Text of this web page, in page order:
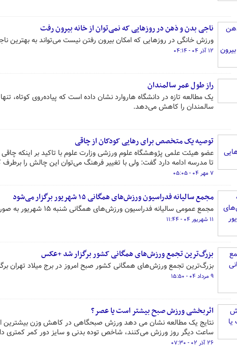
ناجی بدن و ذهن در روزهایی که نمی‌توان از خانه بیرون رفت
ورزش خانگی در روزهایی که امکان بیرون رفتن نیست می‌تواند به بهترین
۱۲ آذر ۰۴ - ۰۴:۱۴
راز طول عمر سالمندان
سالمندان را کاهش می‌دهد.
توصیه یک متخصص برای رهایی کودکان از چاقی
عضو هیئت علمی پژوهشگاه علوم ورزشی وزارت علوم با تاکید بر اینکه
تا مدرسه ادامه دارد گفت: ولی با تغییر فرهنگ می‌توان این چالش را برطرف
۷ مهر ۰۴ - ۰۵:۰۵
مجمع سالیانه فدراسیون ورزش‌های همگانی ۱۵ شهریور برگزار می‌شود
مجمع عمومی سالیانه فدراسیون ورزش‌های همگانی شنبه ۱۵ شهریور به صورت آنلاین برگزار می‌شود.
۱۱ شهریور ۰۴ - ۱۱:۴۴
بزرگ‌ترین تجمع ورزش‌های همگانی کشور برگزار شد +عکس
بزرگ‌ترین تجمع ورزش‌های همگانی کشور صبح امروز در برج میلاد تهران
۹ مرداد ۰۴ - ۱۵:۵۰
اثربخشی ورزش صبح بیشتر است یا عصر؟
نتایج یک مطالعه نشان می دهد ورزش صبحگاهی در کاهش وزن بیشترین اثر
ساعت دیگر روز ورزش می‌کنند، شاخص توده بدنی و سایز دور کمر کمتری
۲۶ آذر ۰۲ - ۰۷:۳۰